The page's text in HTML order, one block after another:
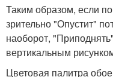
Таким образом, если
зрительно "Опустит"
наоборот,
вертикальным
Цветовая палитра